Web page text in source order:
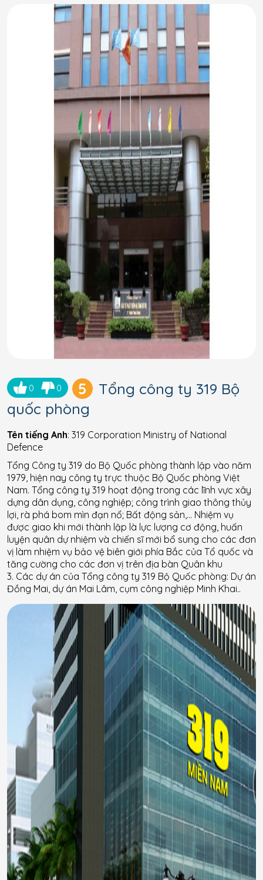
0 0 5
Tổng công ty 319 Bộ
quốc phòng
Tên tiếng Anh: 319 Corporation Ministry of National
Defence
Tổng Công ty 319 do Bộ Quốc phòng thành lập vào năm
1979, hiện nay công ty trực thuộc Bộ Quốc phòng Việt
Nam. Tổng công ty 319 hoạt động trong các lĩnh vực xây
dựng dân dụng, công nghiệp; công trình giao thông thủy
lợi, rà phá bom mìn đạn nổ; Bất động sản,… Nhiệm vụ
được giao khi mới thành lập là lực lượng cơ động, huấn
luyện quân dự nhiệm và chiến sĩ mới bổ sung cho các đơn
vị làm nhiệm vụ bảo vệ biên giới phía Bắc của Tổ quốc và
tăng cường cho các đơn vị trên địa bàn Quân khu
3. Các dự án của Tổng công ty 319 Bộ Quốc phòng: Dự án
Đồng Mai, dự án Mai Lâm, cụm công nghiệp Minh Khai..